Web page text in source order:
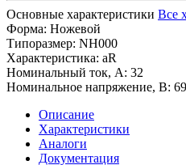
Основные характеристики Все
Форма: Ножевой
Типоразмер: NH000
Характеристика: aR
Номинальный ток, А: 32
Номинальное напряжение, В:
Описание
Характеристики
Аналоги
Документация